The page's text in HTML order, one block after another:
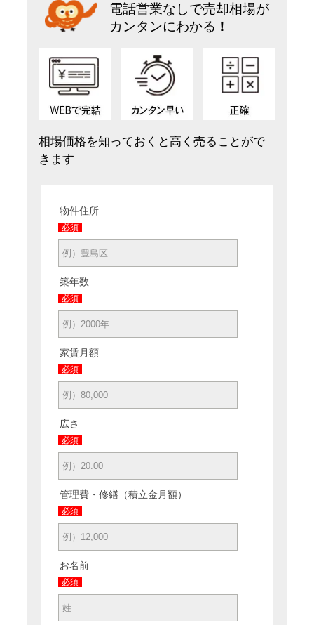
電話営業なしで売却相場が
カンタンにわかる！
相場価格を知っておくと高く売ることがで
きます
物件住所
必須
築年数
必須
家賃月額
必須
広さ
必須
管理費・修繕（積立金月額）
必須
お名前
必須